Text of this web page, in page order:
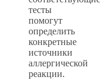
тесты
помогут
определить
конкретные
источники
аллергической
реакции.